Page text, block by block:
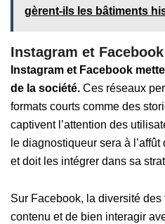
gèrent-ils les bâtiments
Instagram et Facebook
Instagram et Facebook
de la société. Ces réseaux
formats courts comme des
captivent l’attention des
le diagnostiqueur sera à
et doit les intégrer dans sa
Sur Facebook, la diversité
contenu et de bien interagir